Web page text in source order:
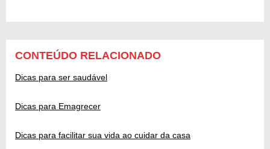
CONTEÚDO RELACIONADO
Dicas para ser saudável
Dicas para Emagrecer
Dicas para facilitar sua vida ao cuidar da casa